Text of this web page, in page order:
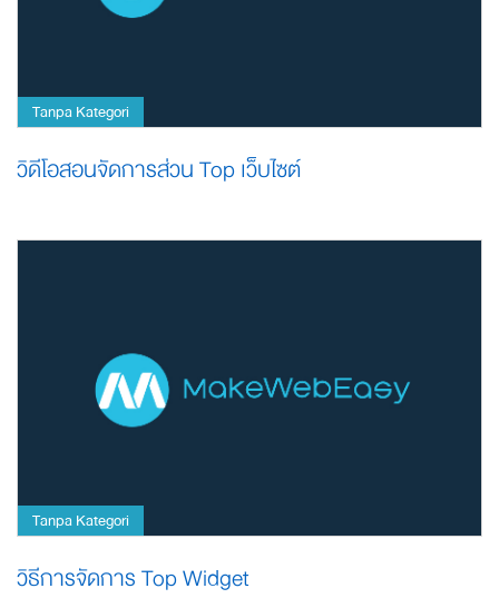
Tanpa Kategori
วิดีโอสอนจัดการส่วน Top เว็บไซต์
Tanpa Kategori
วิธีการจัดการ Top Widget